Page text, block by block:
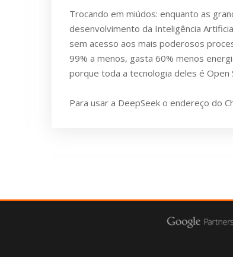
Trocando em miúdos: enquanto as
desenvolvimento da Inteligência
sem acesso aos mais poderosos
99% a menos, gasta 60% menos
porque toda a tecnologia deles é Open
Para usar a DeepSeek o endereço do